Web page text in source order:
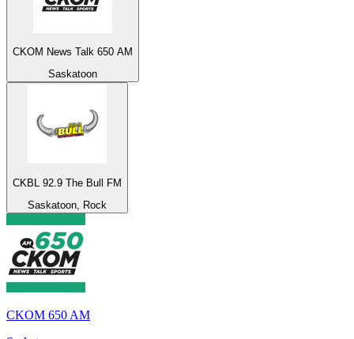
CKOM News Talk 650 AM
Saskatoon
CKBL 92.9 The Bull FM
Saskatoon, Rock
CKOM 650 AM